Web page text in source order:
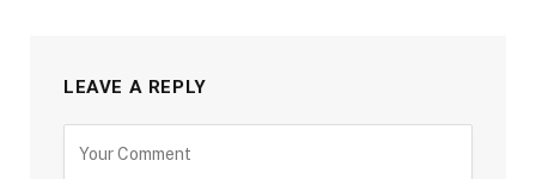
LEAVE A REPLY